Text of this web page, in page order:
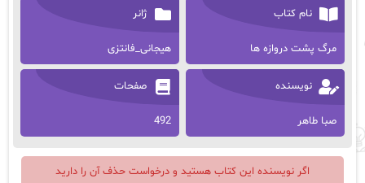
نام کتاب
مرگ پشت دروازه ها
ژانر
هیجانی_فانتزی
نویسنده
صبا طاهر
صفحات
492
اگر نویسنده این کتاب هستید و درخواست حذف آن را دارید